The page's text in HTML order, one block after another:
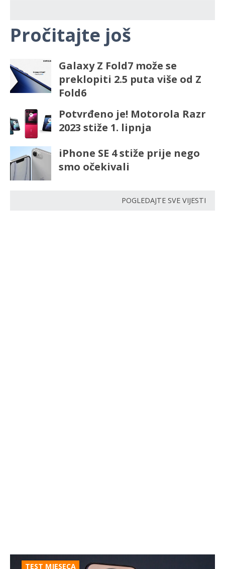
Pročitajte još
Galaxy Z Fold7 može se
preklopiti 2.5 puta više od Z
Fold6
Potvrđeno je! Motorola Razr
2023 stiže 1. lipnja
iPhone SE 4 stiže prije nego
smo očekivali
POGLEDAJTE SVE VIJESTI
TEST MJESECA